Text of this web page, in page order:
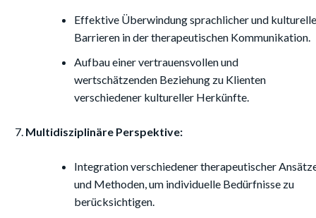
Effektive Überwindung sprachlicher und
Barrieren in der therapeutischen Kommunikation.
Aufbau einer vertrauensvollen und
wertschätzenden Beziehung zu Klienten
verschiedener kultureller Herkünfte.
Multidisziplinäre Perspektive:
Integration verschiedener therapeutischer
und Methoden, um individuelle Bedürfnisse zu
berücksichtigen.